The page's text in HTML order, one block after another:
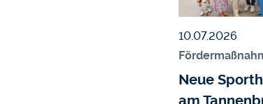
Veröffentlicht am
10.07.2026
Neue
am